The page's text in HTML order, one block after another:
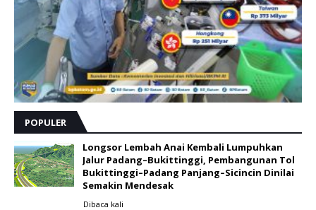
POPULER
Longsor Lembah Anai Kembali Lumpuhkan
Jalur Padang–Bukittinggi, Pembangunan Tol
Bukittinggi–Padang Panjang–Sicincin Dinilai
Semakin Mendesak
Dibaca kali